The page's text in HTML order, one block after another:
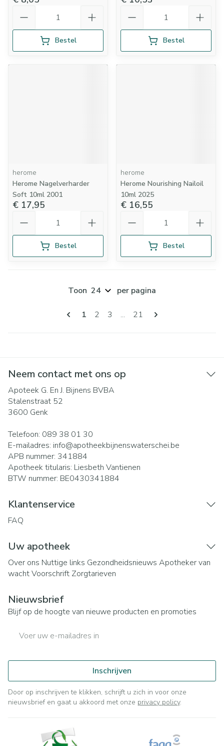
Bestel Bestel
herome
Herome Nagelverharder
Soft 10ml 2001
€ 17,95
Bestel
herome
Herome Nourishing Nailoil
10ml 2025
€ 16,55
Bestel
Pagina's
U lees momenteel pagina
1 Pagina
2 Pagina
3 ... Pagina
21
Toon per pagina
Neem contact met ons op
Apoteek G. En J. Bijnens BVBA
Stalenstraat 52
3600 Genk
Telefoon: 089 38 01 30
E-mailadres: info@apotheekbijnenswaterschei.be
APB nummer: 341884
Apotheek titularis: Liesbeth Vantienen
BTW nummer: BE0430341884
Klantenservice
FAQ
Uw apotheek
Over ons Nuttige links Gezondheidsnieuws Apotheker van
wachtVoorschrift Zorgtarieven
Nieuwsbrief
Blijf op de hoogte van nieuwe producten en promoties
Inschrijven
Door op inschrijven te klikken, schrijft u zich in voor onze
nieuwsbrief en gaat u akkoord met onze privacy policy.